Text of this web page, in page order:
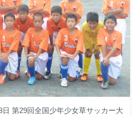
日 第29回全国少年少女草サッカー大